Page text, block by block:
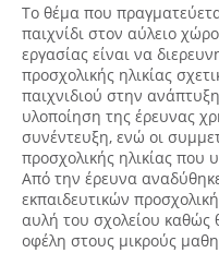
Το θέμα που
παιχνίδι στον αύλειο
εργασίας είναι να
προσχολικής ηλικίας
παιχνιδιού στην
υλοποίηση της έρευνας
συνέντευξη, ενώ οι
προσχολικής ηλικίας που
Από την έρευνα
εκπαιδευτικών
αυλή του σχολείου καθώς
οφέλη στους μικρούς